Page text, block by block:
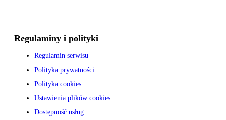
Regulaminy i polityki
Regulamin serwisu
Polityka prywatności
Polityka cookies
Ustawienia plików cookies
Dostępność usług